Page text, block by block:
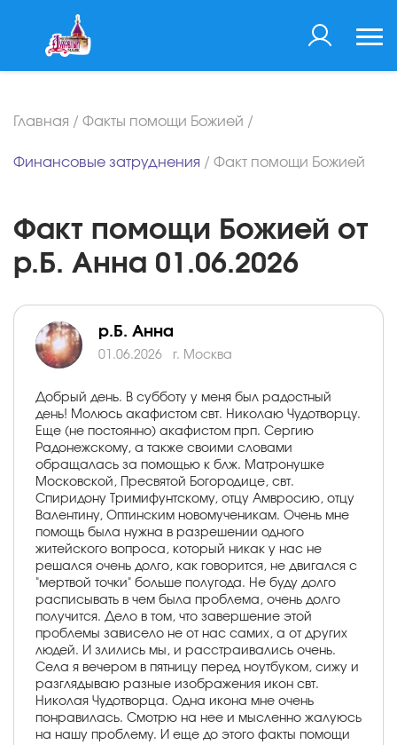
Главная / Факты помощи Божией /
Финансовые затруднения / Факт помощи Божией
Факт помощи Божией от
р.Б. Анна 01.06.2026
р.Б. Анна
01.06.2026 г. Москва
Добрый день. В субботу у меня был радостный
день! Молюсь акафистом свт. Николаю Чудотворцу.
Еще (не постоянно) акафистом прп. Сергию
Радонежскому, а также своими словами
обращалась за помощью к блж. Матронушке
Московской, Пресвятой Богородице, свт.
Спиридону Тримифунтскому, отцу Амвросию, отцу
Валентину, Оптинским новомученикам. Очень мне
помощь была нужна в разрешении одного
житейского вопроса, который никак у нас не
решался очень долго, как говорится, не двигался с
"мертвой точки" больше полугода. Не буду долго
расписывать в чем была проблема, очень долго
получится. Дело в том, что завершение этой
проблемы зависело не от нас самих, а от других
людей. И злились мы, и расстраивались очень.
Села я вечером в пятницу перед ноутбуком, сижу и
разглядываю разные изображения икон свт.
Николая Чудотворца. Одна икона мне очень
понравилась. Смотрю на нее и мысленно жалуюсь
на нашу проблему. И еще до этого факты помощи